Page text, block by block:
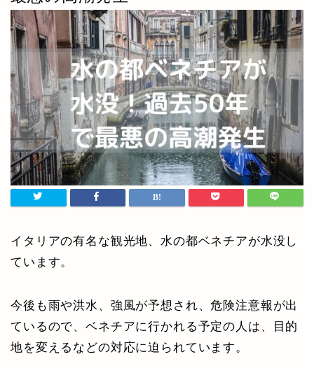
イタリアの有名な観光地、水の都ベネチアが水没し
ています。
今後も雨や洪水、強風が予想され、危険注意報が出
ているので、ベネチアに行かれる予定の人は、目的
地を変えるなどの対応に迫られています。